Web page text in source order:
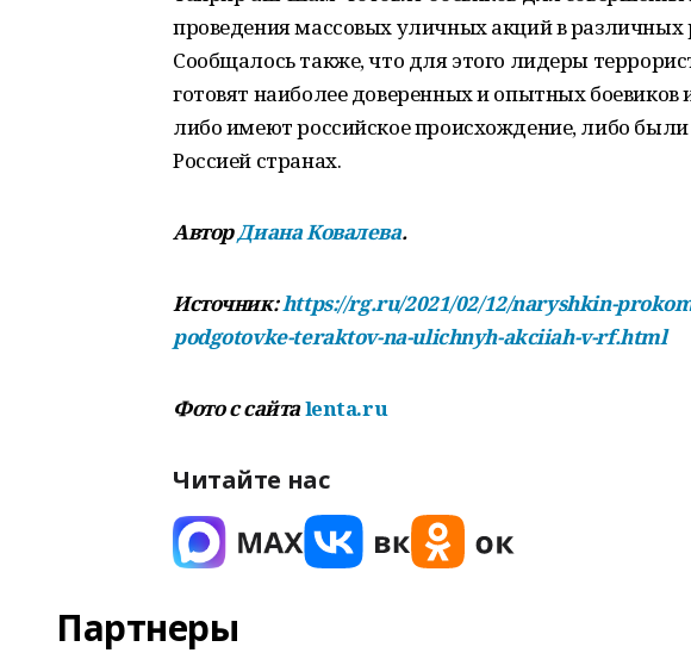
проведения массовых уличных акций в различных
Сообщалось также, что для этого лидеры
готовят наиболее доверенных и опытных боевиков
либо имеют российское происхождение, либо
Россией странах.
АвторДиана Ковалева.
Источник:https://rg.ru/2021/02/12/naryshkin-
podgotovke-teraktov-na-ulichnyh-akciiah-v-rf.html
Фото с сайтаlenta.ru
Читайте нас
Партнеры